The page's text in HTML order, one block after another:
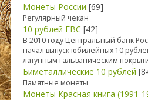
Монеты России [69]
Регулярный чекан
10 рублей ГВС [42]
В 2010 году Центральный банк
начал выпуск юбилейных 10
латунным гальваническим
Биметаллические 10 рублей
Памятные монеты
Монеты Красная книга (1991-